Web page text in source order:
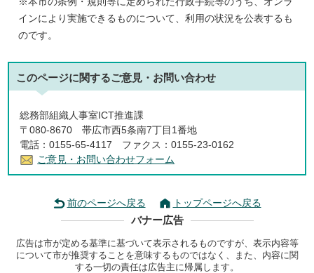
インにより実施できるものについて、利用の状況を公表するも
のです。
このページに関するご意見・お問い合わせ
総務部組織人事室ICT推進課
〒080-8670 帯広市西5条南7丁目1番地
電話：0155-65-4117 ファクス：0155-23-0162
ご意見・お問い合わせフォーム
前のページへ戻る トップページへ戻る
バナー広告
広告は市が定める基準に基づいて表示されるものですが、表示内容等
について市が推奨することを意味するものではなく、また、内容に関
する一切の責任は広告主に帰属します。